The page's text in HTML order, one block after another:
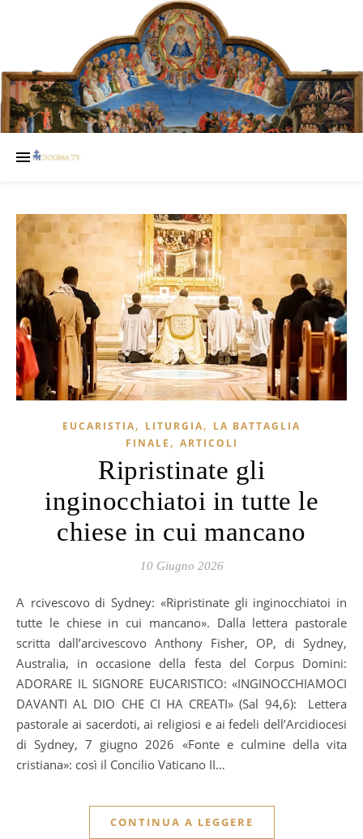
EUCARISTIA, LITURGIA, LA BATTAGLIA
FINALE , ARTICOLI
Ripristinate gli
inginocchiatoi in tutte le
chiese in cui mancano
10 Giugno 2026
Arcivescovo di Sydney: «Ripristinate gli inginocchiatoi in
tutte le chiese in cui mancano». Dalla lettera pastorale
scritta dall’arcivescovo Anthony Fisher, OP, di Sydney,
Australia, in occasione della festa del Corpus Domini:
ADORARE IL SIGNORE EUCARISTICO: «INGINOCCHIAMOCI
DAVANTI AL DIO CHE CI HA CREATI» (Sal 94,6): Lettera
pastorale ai sacerdoti, ai religiosi e ai fedeli dell’Arcidiocesi
di Sydney, 7 giugno 2026 «Fonte e culmine della vita
cristiana»: così il Concilio Vaticano II…
CONTINUA A LEGGERE